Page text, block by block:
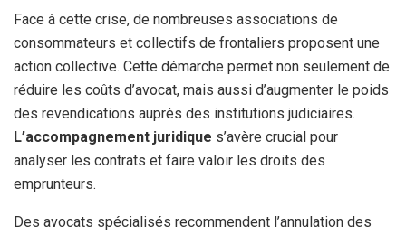
Face à cette crise, de nombreuses associations de
consommateurs et collectifs de frontaliers proposent une
action collective. Cette démarche permet non seulement de
réduire les coûts d’avocat, mais aussi d’augmenter le poids
des revendications auprès des institutions judiciaires.
L’accompagnement juridique s’avère crucial pour
analyser les contrats et faire valoir les droits des
emprunteurs.
Des avocats spécialisés recommendent l’annulation des